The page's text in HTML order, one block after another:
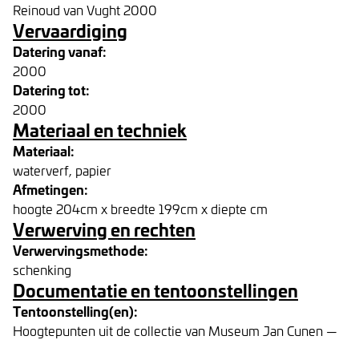
Reinoud van Vught 2000
Vervaardiging
Datering vanaf:
2000
Datering tot:
2000
Materiaal en techniek
Materiaal:
waterverf, papier
Afmetingen:
hoogte 204cm x breedte 199cm x diepte cm
Verwerving en rechten
Verwervingsmethode:
schenking
Documentatie en tentoonstellingen
Tentoonstelling(en):
Hoogtepunten uit de collectie van Museum Jan Cunen —